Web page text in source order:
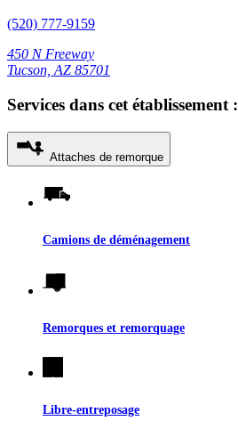
(520) 777-9159
450 N Freeway
Tucson, AZ 85701
Services dans cet établissement :
Attaches de remorque
Camions de déménagement
Remorques et remorquage
Libre-entreposage